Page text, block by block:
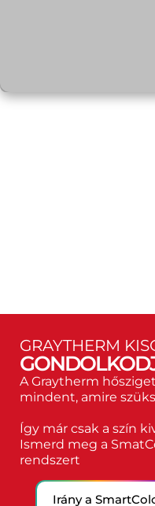
GRAYTHERM
A Graytherm
mindent, amire
Így már csak a szín
Ismerd meg a
rendszert
Irány a